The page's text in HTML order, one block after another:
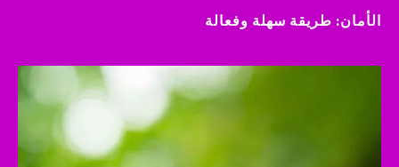
الأمان: طريقة سهلة وفعالة